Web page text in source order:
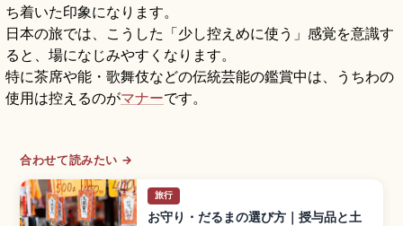
ち着いた印象になります。
日本の旅では、こうした「少し控えめに使う」感覚を意識す
ると、場になじみやすくなります。
特に茶席や能・歌舞伎などの伝統芸能の鑑賞中は、うちわの
使用は控えるのがマナーです。
合わせて読みたい →
旅行
お守り・だるまの選び方｜授与品と土